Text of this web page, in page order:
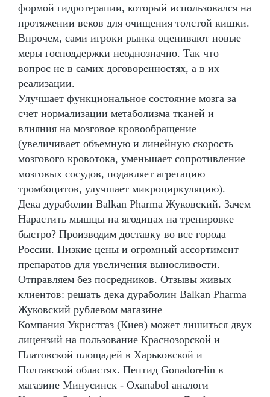
формой гидротерапии, который использовался на
протяжении веков для очищения толстой кишки.
Впрочем, сами игроки рынка оценивают новые
меры господдержки неоднозначно. Так что
вопрос не в самих договоренностях, а в их
реализации.
Улучшает функциональное состояние мозга за
счет нормализации метаболизма тканей и
влияния на мозговое кровообращение
(увеличивает объемную и линейную скорость
мозгового кровотока, уменьшает сопротивление
мозговых сосудов, подавляет агрегацию
тромбоцитов, улучшает микроциркуляцию).
Дека дураболин Balkan Pharma Жуковский. Зачем
Нарастить мышцы на ягодицах на тренировке
быстро? Производим доставку во все города
России. Низкие цены и огромный ассортимент
препаратов для увеличения выносливости.
Отправляем без посредников. Отзывы живых
клиентов: решать дека дураболин Balkan Pharma
Жуковский рублевом магазине
Компания Укристгаз (Киев) может лишиться двух
лицензий на пользование Краснозорской и
Платовской площадей в Харьковской и
Полтавской областях. Пептид Gonadorelin в
магазине Минусинск - Oxanabol аналоги